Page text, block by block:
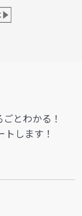
とわかる！
します！